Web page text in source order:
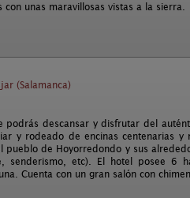
unas maravillosas vistas a la sierra.
(Salamanca)
descansar y disfrutar del
y rodeado de encinas centenarias y
de Hoyorredondo y sus
senderismo, etc). El hotel posee 6
Cuenta con un gran salón con